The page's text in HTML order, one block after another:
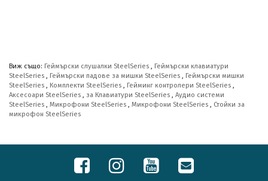
Виж също: Геймърски слушалки SteelSeries , Геймърски клавиатури
SteelSeries , Геймърски падове за мишки SteelSeries , Геймърски мишки
SteelSeries , Комплекти SteelSeries , Гейминг контролери SteelSeries ,
Аксесоари SteelSeries , за Клавиатури SteelSeries , Аудио системи
SteelSeries , Микрофони SteelSeries , Микрофони SteelSeries , Стойки за
микрофон SteelSeries